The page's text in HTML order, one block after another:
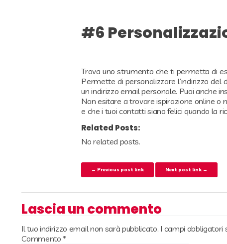
#6
Trova uno strumento che ti permetta di
Permette di personalizzare l’indirizzo
un indirizzo email personale. Puoi anche
Non esitare a trovare ispirazione online o
e che i tuoi contatti siano felici quando la
Related Posts:
No related posts.
Navigazione articoli
← Previous post link Next post link →
Lascia un commento
Il tuo indirizzo email non sarà pubblicato. I campi
Commento*